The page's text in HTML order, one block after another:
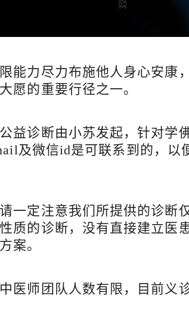
能力尽力布施他人身心安康
愿的重要行径之一。
益诊断由小苏发起，针对学
及微信id是可联系到的，以
一定注意我们所提供的诊断
质的诊断，没有直接建立医
案。
医师团队人数有限，目前义